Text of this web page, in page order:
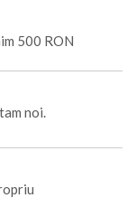
500 RON
noi.